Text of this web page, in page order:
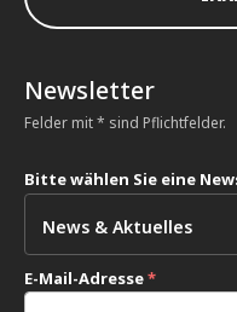
Newsletter
Felder mit * sind Pflichtfelder.
Bitte wählen Sie eine
E-Mail-Adresse*